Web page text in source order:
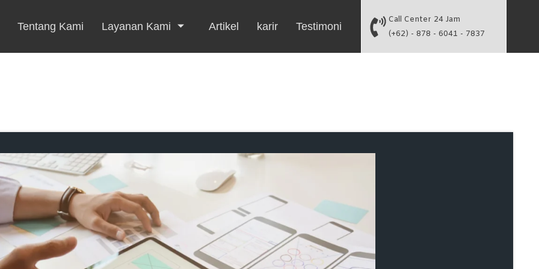
Tentang Kami Layanan Kami Artikel karir Testimoni
Call Center 24 Jam
(+62) - 878 - 6041 - 7837